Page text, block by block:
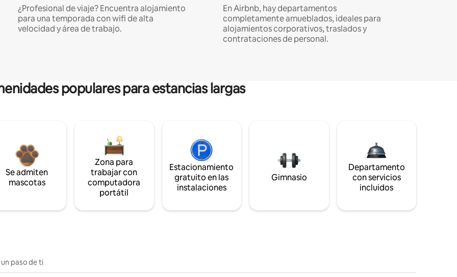
¿Profesional de viaje? Encuentra alojamiento
para una temporada con wifi de alta
velocidad y área de trabajo.
En Airbnb, hay departamentos
completamente amueblados, ideales para
alojamientos corporativos, traslados y
contrataciones de personal.
populares para estancias largas
Se admiten
mascotas
Zona para
trabajar con
computadora
portátil
Estacionamiento
gratuito en las
instalaciones
Gimnasio
Departamento
con servicios
incluidos
paso de ti